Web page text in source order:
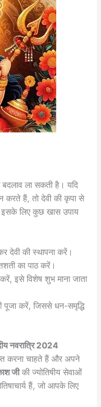
ला सकती है। यदि
करते हैं, तो देवी की कृपा से
लिए कुछ खास उपाय
देवी की स्थापना करें।
का पाठ करें।
इसे विशेष शुभ माना जाता
पूजा करें, जिससे धन-समृद्धि
नवरात्रि2024
करना चाहते हैं और अपने
जीकी ज्योतिषीय सेवाओं
हैं, जो आपके लिए